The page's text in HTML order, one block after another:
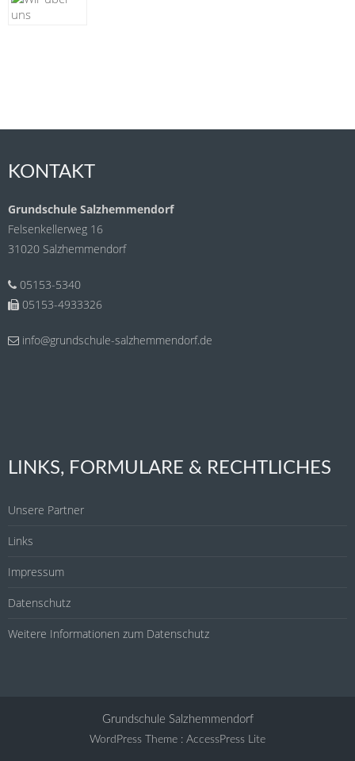
KONTAKT
Grundschule Salzhemmendorf
Felsenkellerweg 16
31020 Salzhemmendorf
05153-5340
05153-4933326
info@grundschule-salzhemmendorf.de
LINKS, FORMULARE & RECHTLICHES
Unsere Partner
Links
Impressum
Datenschutz
Weitere Informationen zum Datenschutz
Grundschule Salzhemmendorf
WordPress Theme : AccessPress Lite